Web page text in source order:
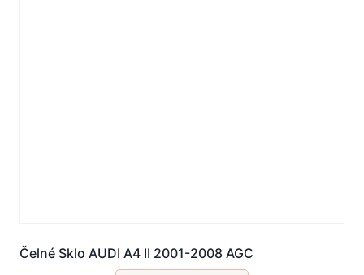
Čelné Sklo AUDI A4 II 2001-2008 AGC